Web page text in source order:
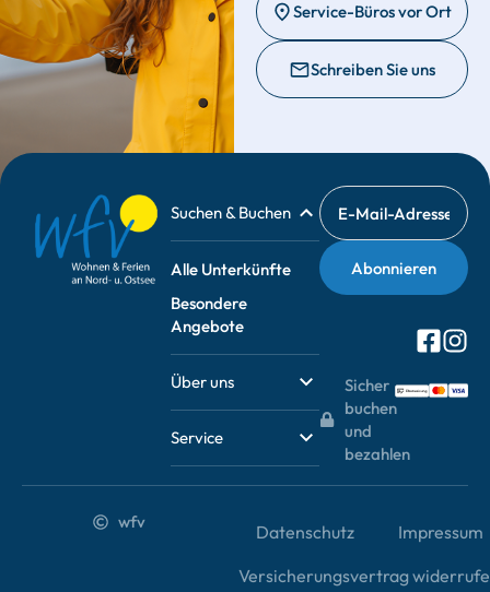
Service-Büros vor Ort
Schreiben Sie uns
Suchen & Buchen
Alle Unterkünfte
Besondere
Angebote
Über uns
Service
Sicher
buchen
und
bezahlen
wfv Datenschutz
Impressum
Versicherungsvertrag